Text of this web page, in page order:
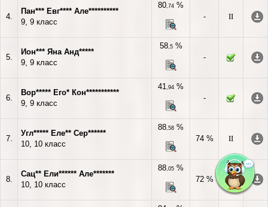
4.
Пан*** Евг**** Але**********
9, 9 класс
80,74 %
-
II
5.
Ион*** Яна Анд*****
9, 9 класс
58,5%
-
6.
Вор***** Его* Кон***********
9, 9 класс
41,94 %
-
7.
Угл***** Еле** Сер******
10, 10 класс
88,58 %
74 %
II
8.
Сац** Ели****** Але*******
10, 10 класс
88,05 %
72 %
II